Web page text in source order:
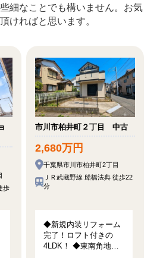
細なことでも構いません。お気
ければと思います。
歩
市川市柏井町２丁目 中古
2,680万円
千葉県市川市柏井町2丁目
ＪＲ武蔵野線 船橋法典 徒歩22
分
◆新規内装リフォーム
完了！ロフト付きの
4LDK！ ◆東南角地！